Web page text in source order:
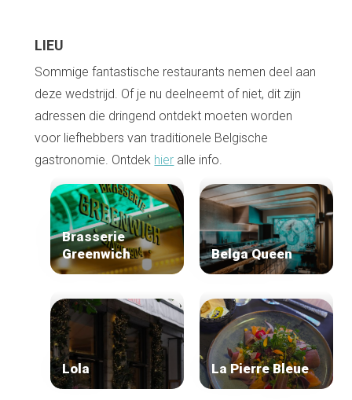
LIEU
Sommige fantastische restaurants nemen deel aan
deze wedstrijd. Of je nu deelneemt of niet, dit zijn
adressen die dringend ontdekt moeten worden
voor liefhebbers van traditionele Belgische
gastronomie. Ontdek hier alle info.
Brasserie
Greenwich
Belga Queen
Lola La Pierre Bleue